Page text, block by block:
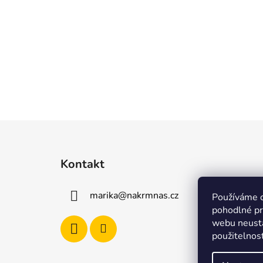
Používáme
pohodlné
webu
Kontakt
marika@nakrmnas.cz